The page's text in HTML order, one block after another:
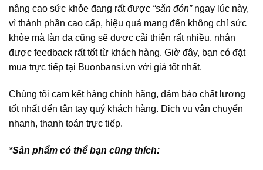
nâng cao sức khỏe đang rất được “săn đón”ngay lúc này,
vì thành phần cao cấp, hiệu quả mang đến không chỉ sức
khỏe mà làn da cũng sẽ được cải thiện rất nhiều, nhận
được feedback rất tốt từ khách hàng. Giờ đây, bạn có đặt
mua trực tiếp tại Buonbansi.vn với giá tốt nhất.
Chúng tôi cam kết hàng chính hãng, đảm bảo chất lượng
tốt nhất đến tận tay quý khách hàng. Dịch vụ vận chuyển
nhanh, thanh toán trực tiếp.
*Sản phẩm có thể bạn cũng thích: